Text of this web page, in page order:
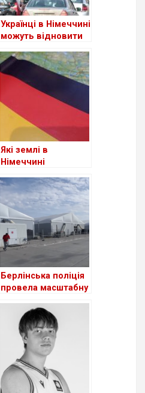
Українці в Німеччині
можуть відновити
посвідчення водія
Які землі в
Німеччині
біженців із України
станом на сьогодні
Берлінська поліція
провела масштабну
для біженців з
України